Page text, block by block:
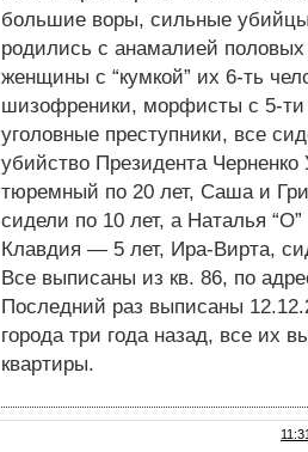
большие воры, сильные
родились с анамалией половых
женщины с “кумкой” их 6-ть
шизофреники, морфисты с 5-
уголовные преступники, все
убийство Президента
тюремный по 20 лет, Саша и
сидели по 10 лет, а Наталья
Клавдия — 5 лет, Ира-Вирта,
Все выписаны из кв. 86, по
Последний раз выписаны
города три года назад, все их
квартиры.